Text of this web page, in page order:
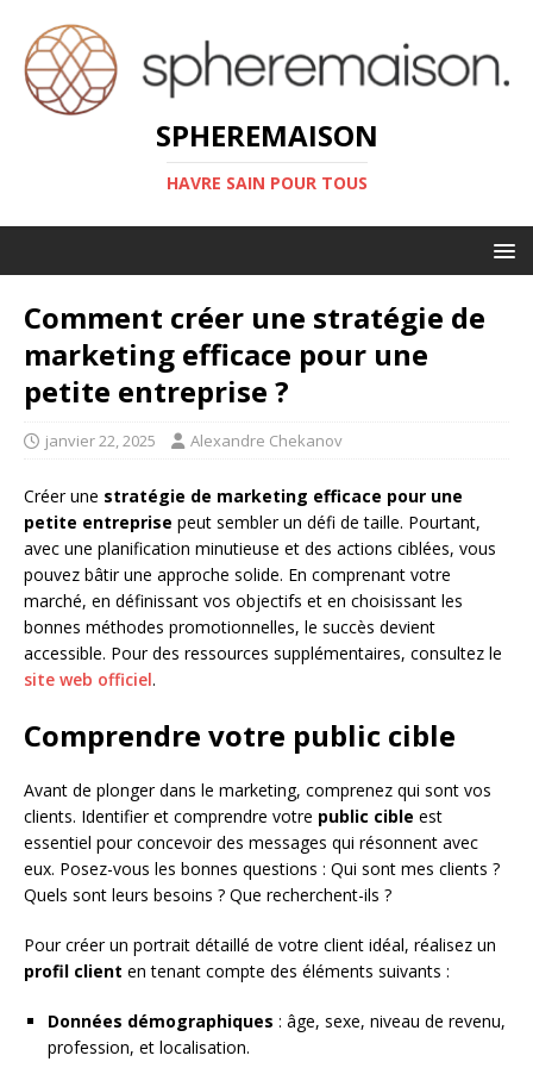
SPHEREMAISON
HAVRE SAIN POUR TOUS
Comment créer une stratégie de
marketing efficace pour une
petite entreprise ?
janvier 22, 2025 Alexandre Chekanov
Créer une stratégie de marketing efficace pour une
petite entreprise peut sembler un défi de taille. Pourtant,
avec une planification minutieuse et des actions ciblées, vous
pouvez bâtir une approche solide. En comprenant votre
marché, en définissant vos objectifs et en choisissant les
bonnes méthodes promotionnelles, le succès devient
accessible. Pour des ressources supplémentaires, consultez le
site web officiel.
Comprendre votre public cible
Avant de plonger dans le marketing, comprenez qui sont vos
clients. Identifier et comprendre votre public cible est
essentiel pour concevoir des messages qui résonnent avec
eux. Posez-vous les bonnes questions : Qui sont mes clients ?
Quels sont leurs besoins ? Que recherchent-ils ?
Pour créer un portrait détaillé de votre client idéal, réalisez un
profil client en tenant compte des éléments suivants :
Données démographiques : âge, sexe, niveau de revenu,
profession, et localisation.